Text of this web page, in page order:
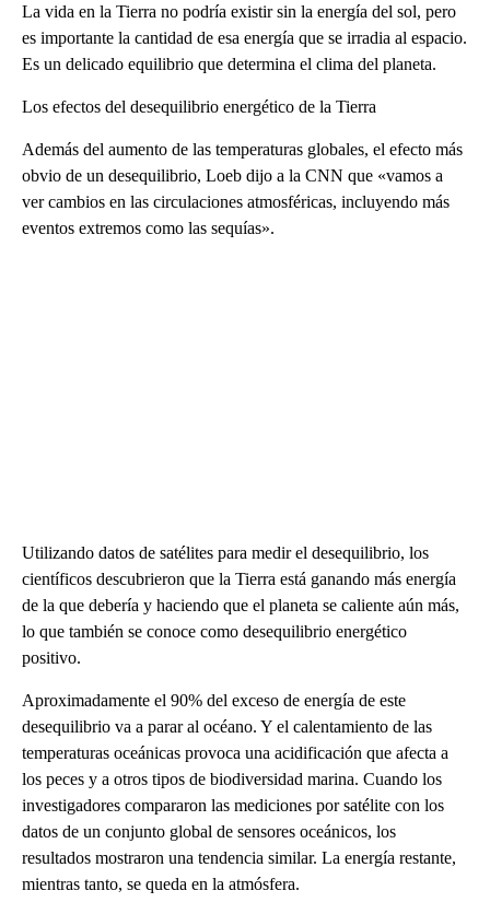
La vida en la Tierra no podría existir sin la energía del sol, pero
es importante la cantidad de esa energía que se irradia al espacio.
Es un delicado equilibrio que determina el clima del planeta.
Los efectos del desequilibrio energético de la Tierra
Además del aumento de las temperaturas globales, el efecto más
obvio de un desequilibrio, Loeb dijo a la CNN que «vamos a
ver cambios en las circulaciones atmosféricas, incluyendo más
eventos extremos como las sequías».
Utilizando datos de satélites para medir el desequilibrio, los
científicos descubrieron que la Tierra está ganando más energía
de la que debería y haciendo que el planeta se caliente aún más,
lo que también se conoce como desequilibrio energético
positivo.
Aproximadamente el 90% del exceso de energía de este
desequilibrio va a parar al océano. Y el calentamiento de las
temperaturas oceánicas provoca una acidificación que afecta a
los peces y a otros tipos de biodiversidad marina. Cuando los
investigadores compararon las mediciones por satélite con los
datos de un conjunto global de sensores oceánicos, los
resultados mostraron una tendencia similar. La energía restante,
mientras tanto, se queda en la atmósfera.